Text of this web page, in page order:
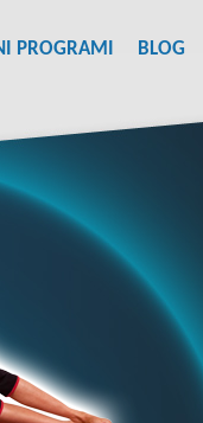
PROGRAMI BLOG